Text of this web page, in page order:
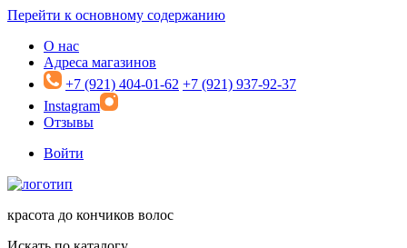
Перейти к основному содержанию
О нас
Адреса магазинов
+7 (921) 404-01-62 +7 (921) 937-92-37
Instagram
Отзывы
Войти
красота до кончиков волос